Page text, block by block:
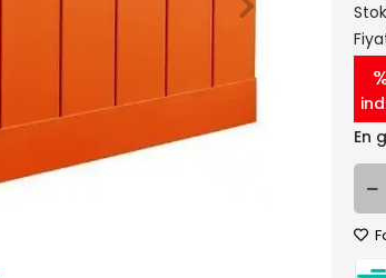
En